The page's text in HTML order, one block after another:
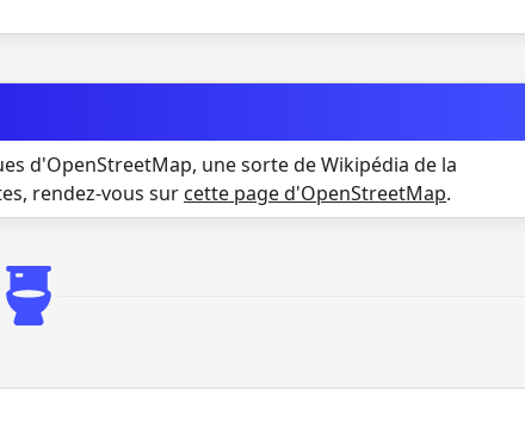
d'OpenStreetMap, une sorte de Wikipédia de la
rendez-vous sur cette page d'OpenStreetMap.